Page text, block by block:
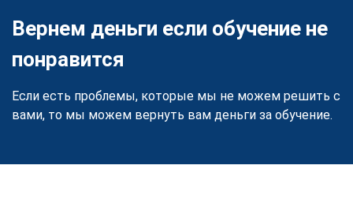
Вернем деньги если обучение не
понравится
Если есть проблемы, которые мы не можем решить с
вами, то мы можем вернуть вам деньги за обучение.